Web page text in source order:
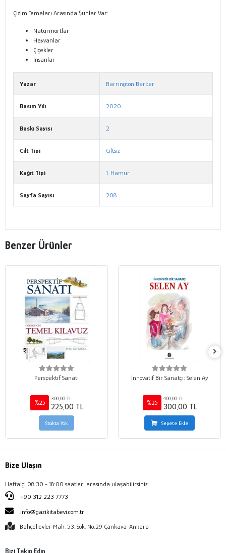
Çizim Temaları Arasında Şunlar Var:
Natürmortlar
Hayvanlar
Çiçekler
İnsanlar
Yazar Barrington Barber
Basım Yılı 2020
Baskı Sayısı 2
Cilt Tipi Ciltsiz
Kağıt Tipi 1. Hamur
Sayfa Sayısı 208
Benzer Ürünler
Perspektif Sanatı
%25
300,00 TL
225,00 TL
Stokta Yok
İnnovatif Bir Sanatçı: Selen Ay
%25
400,00 TL
300,00 TL
Sepete Ekle
Bize Ulaşın
Haftaiçi 08:30 - 18:00 saatleri arasında ulaşabilirsiniz.
+90 312 223 7773
info@gazikitabevi.com.tr
Bahçelievler Mah. 53. Sok. No:29 Çankaya-Ankara
Bizi Takip Edin